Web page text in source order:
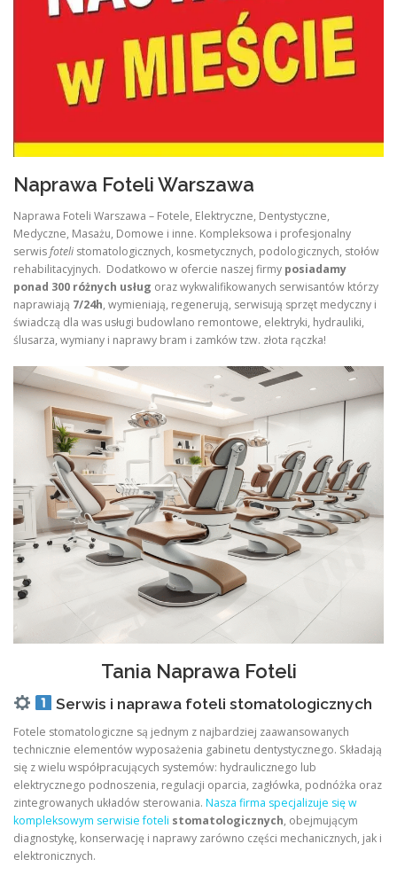
Naprawa Foteli Warszawa
Naprawa Foteli Warszawa – Fotele, Elektryczne, Dentystyczne,
Medyczne, Masażu, Domowe i inne. Kompleksowa i profesjonalny
serwisfoteli stomatologicznych, kosmetycznych, podologicznych, stołów
rehabilitacyjnych. Dodatkowo w ofercie naszej firmy posiadamy
ponad 300 różnych usług oraz wykwalifikowanych serwisantów którzy
naprawiają 7/24h, wymieniają, regenerują, serwisują sprzęt medyczny i
świadczą dla was usługi budowlano remontowe, elektryki, hydrauliki,
ślusarza, wymiany i naprawy bram i zamków tzw. złota rączka!
Tania Naprawa Foteli
Serwis i naprawa foteli stomatologicznych
Fotele stomatologiczne są jednym z najbardziej zaawansowanych
technicznie elementów wyposażenia gabinetu dentystycznego. Składają
się z wielu współpracujących systemów: hydraulicznego lub
elektrycznego podnoszenia, regulacji oparcia, zagłówka, podnóżka oraz
zintegrowanych układów sterowania. Nasza firma specjalizuje się w
kompleksowym serwisie foteli stomatologicznych, obejmującym
diagnostykę, konserwację i naprawy zarówno części mechanicznych, jak i
elektronicznych.